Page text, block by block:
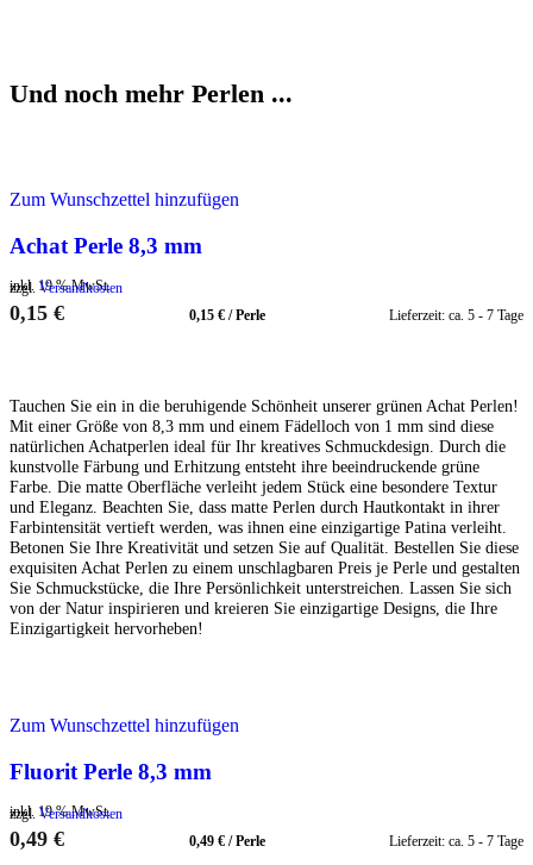
Und noch mehr Perlen ...
Zum Wunschzettel hinzufügen
Achat Perle 8,3 mm
inkl. 19 % MwSt.
zzgl. Versandkosten
0,15 € 0,15 €/Perle Lieferzeit: ca. 5 - 7 Tage
Tauchen Sie ein in die beruhigende Schönheit unserer grünen Achat Perlen!
Mit einer Größe von 8,3 mm und einem Fädelloch von 1 mm sind diese
natürlichen Achatperlen ideal für Ihr kreatives Schmuckdesign. Durch die
kunstvolle Färbung und Erhitzung entsteht ihre beeindruckende grüne
Farbe. Die matte Oberfläche verleiht jedem Stück eine besondere Textur
und Eleganz. Beachten Sie, dass matte Perlen durch Hautkontakt in ihrer
Farbintensität vertieft werden, was ihnen eine einzigartige Patina verleiht.
Betonen Sie Ihre Kreativität und setzen Sie auf Qualität. Bestellen Sie diese
exquisiten Achat Perlen zu einem unschlagbaren Preis je Perle und gestalten
Sie Schmuckstücke, die Ihre Persönlichkeit unterstreichen. Lassen Sie sich
von der Natur inspirieren und kreieren Sie einzigartige Designs, die Ihre
Einzigartigkeit hervorheben!
Zum Wunschzettel hinzufügen
Fluorit Perle 8,3 mm
inkl. 19 % MwSt.
zzgl. Versandkosten
0,49 € 0,49 €/Perle Lieferzeit: ca. 5 - 7 Tage